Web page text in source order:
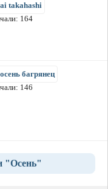
takahashi
164
багрянец
146
"Осень"